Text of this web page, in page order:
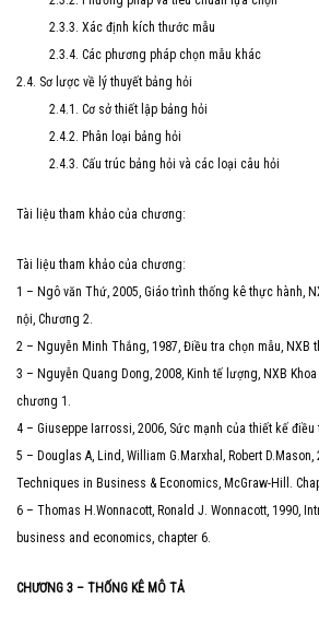
2.3.3. Xác định kích thước mẫu
2.3.4. Các phương pháp chọn mẫu khác
2.4. Sơ lược về lý thuyết bảng hỏi
2.4.1. Cơ sở thiết lập bảng hỏi
2.4.2. Phân loại bảng hỏi
2.4.3. Cấu trúc bảng hỏi và các loại câu hỏi
Tài liệu tham khảo của chương:
Tài liệu tham khảo của chương:
1 – Ngô văn Thứ, 2005, Giáo trình thống kê thực hành,
nội, Chương 2.
2 – Nguyễn Minh Thắng, 1987, Điều tra chọn mẫu, NXB
3 – Nguyễn Quang Dong, 2008, Kinh tế lượng, NXB
chương 1.
4 – Giuseppe Iarrossi, 2006, Sức mạnh của thiết kế
5 – Douglas A, Lind, William G.Marxhal, Robert D.Mason,
Techniques in Business & Economics, McGraw-Hill.
6 – Thomas H.Wonnacott, Ronald J. Wonnacott, 1990,
business and economics, chapter 6.
CHƯƠNG 3 – THỐNG KÊ MÔ TẢ